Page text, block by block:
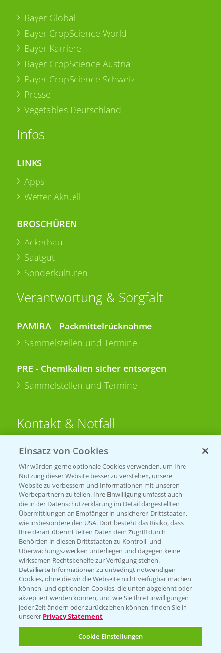
Bayer Global
Bayer CropScience World
Bayer Karriere
Bayer CropScience Austria
Bayer CropScience Schweiz
Presse
Vegetables Deutschland
Infos
LINKS
Apps
Wetter Aktuell
BROSCHÜREN
Ackerbau
Saatgut
Sonderkulturen
Verantwortung & Sorgfalt
PAMIRA - Packmittelrücknahme
Sammelstellen und Termine
PRE - Chemikalien sicher entsorgen
Sammelstellen und Termine
Kontakt & Notfall
Beratung auf WhatsApp
T.+49 (0)174 346 564 1
KONTAKT
Hilfe in Notfällen
T.+49 (0)214/30-20220
Folgen Sie uns
Einsatz von Cookies
Wir würden gerne optionale Cookies verwenden, um Ihre
Nutzung dieser Website besser zu verstehen, unsere
Website zu verbessern und Informationen mit unseren
Werbepartnern zu teilen. Ihre Einwilligung umfasst auch
die in der Datenschutzerklärung im Detail dargestellten
Übermittlungen an Empfänger in unsicheren Drittstaaten,
wie insbesondere den USA. Dort besteht das Risiko, dass
Ihre derart übermittelten Daten dem Zugriff durch
Behörden in diesen Drittstaaten zu Kontroll- und
Überwachungszwecken unterliegen und dagegen keine
wirksamen Rechtsbehelfe zur Verfügung stehen.
Detaillierte Informationen zu unbedingt notwendigen
Cookies, ohne die wir die Webseite nicht verfügbar machen
können, und optionalen Cookies, die unten abgelehnt oder
akzeptiert werden können, und wie Sie Ihre Einwilligungen
jeder Zeit ändern oder zurückziehen können, finden Sie in
unserer Privacy Statement
Cookie Einstellungen